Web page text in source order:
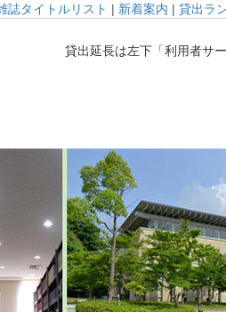
誌タイトルリスト | 新着案内 | 貸出ラ
貸出延長は左下「利用者サ